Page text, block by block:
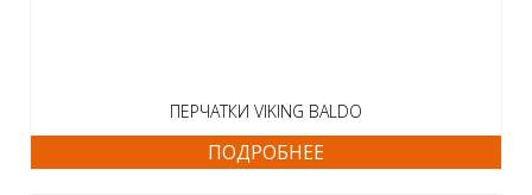
ПЕРЧАТКИ VIKING BALDO
ПОДРОБНЕЕ